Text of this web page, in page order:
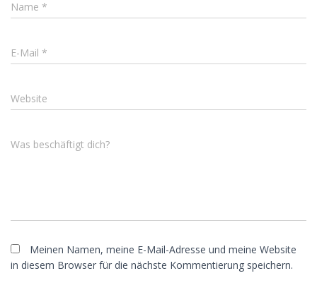
Name *
E-Mail *
Website
Was beschäftigt dich?
Meinen Namen, meine E-Mail-Adresse und meine Website
in diesem Browser für die nächste Kommentierung speichern.